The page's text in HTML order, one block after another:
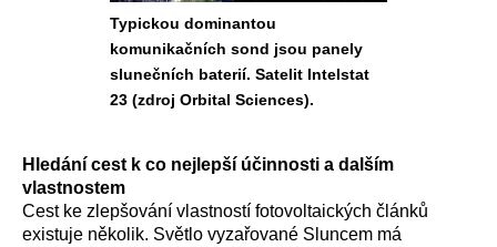
Typickou dominantou
komunikačních sond jsou panely
slunečních baterií. Satelit Intelstat
23 (zdroj Orbital Sciences).
Hledání cest k co nejlepší účinnosti a dalším
vlastnostem
Cest ke zlepšování vlastností fotovoltaických článků
existuje několik. Světlo vyzařované Sluncem má